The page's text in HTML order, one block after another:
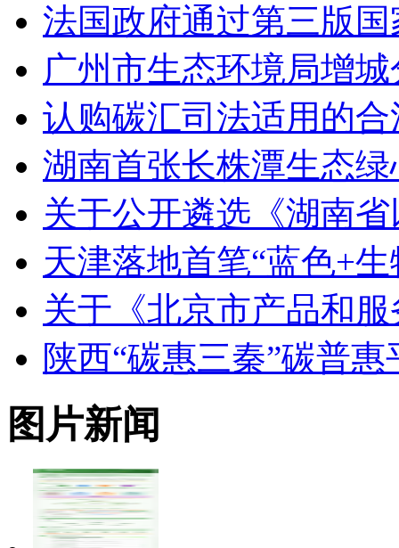
法国政府通过第三版
广州市生态环境局增
认购碳汇司法适用的
湖南首张长株潭生态
关于公开遴选《湖南
天津落地首笔“蓝色+
关于《北京市产品和
陕西“碳惠三秦”碳普
图片新闻